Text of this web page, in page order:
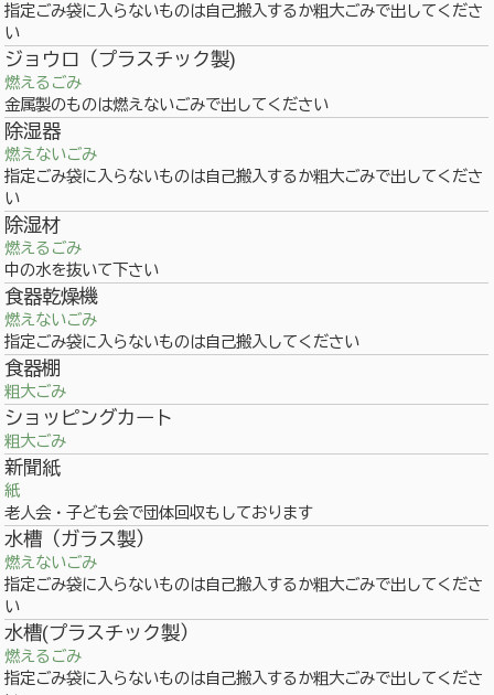
指定ごみ袋に入らないものは自己搬入するか粗大ごみで出してくださ
い
ジョウロ（プラスチック製)
燃えるごみ
金属製のものは燃えないごみで出してください
除湿器
燃えないごみ
指定ごみ袋に入らないものは自己搬入するか粗大ごみで出してくださ
い
除湿材
燃えるごみ
中の水を抜いて下さい
食器乾燥機
燃えないごみ
指定ごみ袋に入らないものは自己搬入してください
食器棚
粗大ごみ
ショッピングカート
粗大ごみ
新聞紙
紙
老人会・子ども会で団体回収もしております
水槽（ガラス製）
燃えないごみ
指定ごみ袋に入らないものは自己搬入するか粗大ごみで出してくださ
い
水槽(プラスチック製）
燃えるごみ
指定ごみ袋に入らないものは自己搬入するか粗大ごみで出してくださ